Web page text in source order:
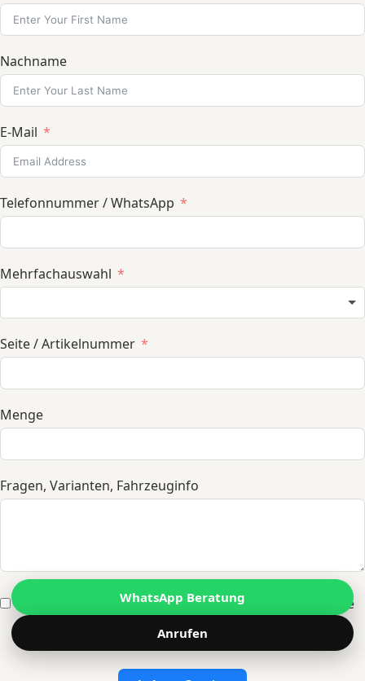
Nachname
E-Mail
Telefonnummer / WhatsApp
Mehrfachauswahl
Seite / Artikelnummer
Menge
Fragen, Varianten, Fahrzeuginfo
Ich bin damit einverstanden, dass diese Website meine
eingereichten Informationen speichert, damit sie auf
meine Anfrage antworten können
WhatsApp Beratung
Anrufen